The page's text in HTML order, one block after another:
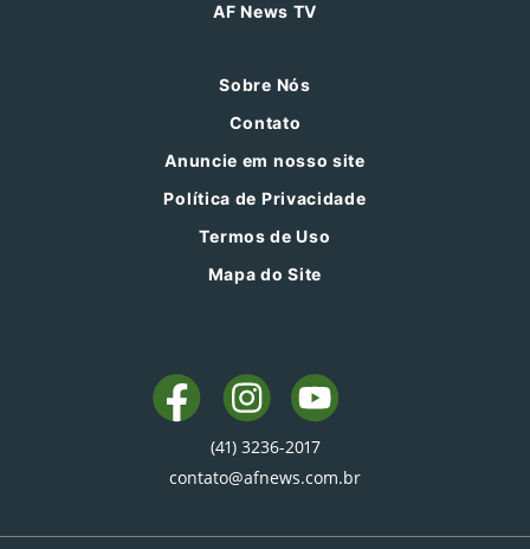
AF News TV
Sobre Nós
Contato
Anuncie em nosso site
Política de Privacidade
Termos de Uso
Mapa do Site
(41) 3236-2017
contato@afnews.com.br